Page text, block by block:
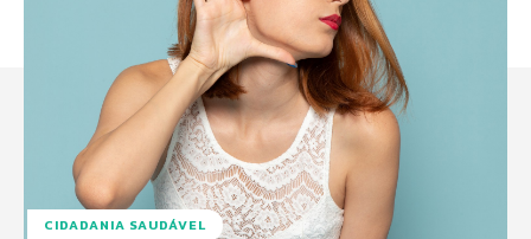
CIDADANIA SAUDÁVEL